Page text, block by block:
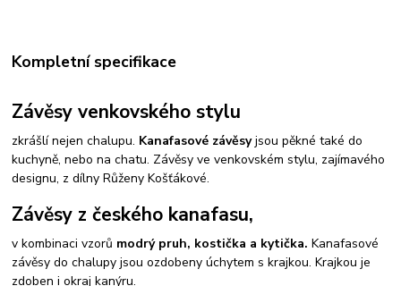
Kompletní specifikace
Závěsy venkovského stylu
zkrášlí nejen chalupu. Kanafasové závěsyjsou pěkné také do
kuchyně, nebo na chatu. Závěsy ve venkovském stylu, zajímavého
designu, z dílny Růženy Košťákové.
Závěsy z českého kanafasu,
v kombinaci vzorů modrý pruh, kostička a kytička.Kanafasové
závěsy do chalupy jsou ozdobeny úchytem s krajkou. Krajkou je
zdoben i okraj kanýru.